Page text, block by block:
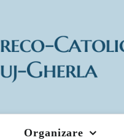
Organizare